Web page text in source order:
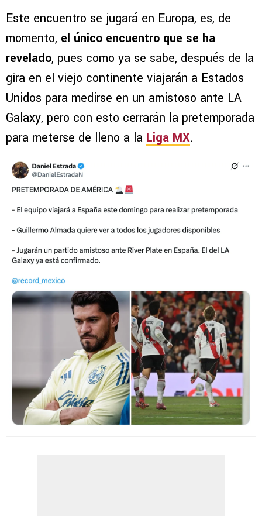
Este encuentro se jugará en Europa, es, de
momento, el único encuentro que se ha
revelado, pues como ya se sabe, después de la
gira en el viejo continente viajarán a Estados
Unidos para medirse en un amistoso ante LA
Galaxy, pero con esto cerrarán la pretemporada
para meterse de lleno a la Liga MX.